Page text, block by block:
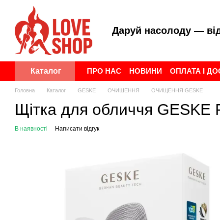
Перейти до основного контенту
Даруй насолоду —
Каталог ПРО НАС НОВИНИ
ОПЛАТА І
ПУБЛІЧНА ОФЕРТА
УГОДА
Головна Каталог GESKE ОЧИЩЕННЯ ОЧИЩЕННЯ GESKE
Щітка для обличчя
В наявності Написати відгук